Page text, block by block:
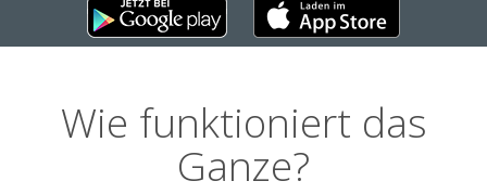
Wie funktioniert das
Ganze?